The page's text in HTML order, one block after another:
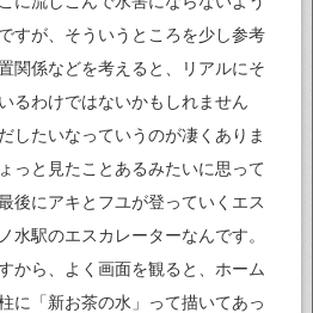
すが、そういうところを少し参考
関係などを考えると、リアルにそ
るわけではないかもしれません
したいなっていうのが凄くありま
っと見たことあるみたいに思って
後にアキとフユが登っていくエス
水駅のエスカレーターなんです。
から、よく画面を観ると、ホーム
に「新お茶の水」って描いてあっ